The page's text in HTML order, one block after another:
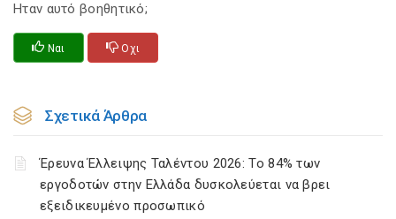
Ηταν αυτό βοηθητικό;
Ναι Οχι
Σχετικά Άρθρα
Έρευνα Έλλειψης Ταλέντου 2026: Το 84% των
εργοδοτών στην Ελλάδα δυσκολεύεται να βρει
εξειδικευμένο προσωπικό